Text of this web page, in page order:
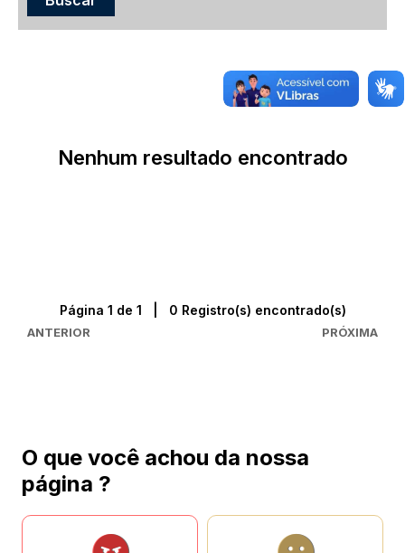
Nenhum resultado encontrado
ANTERIOR
Página 1 de 1 | 0 Registro(s) encontrado(s)
PRÓXIMA
O que você achou da nossa
página ?